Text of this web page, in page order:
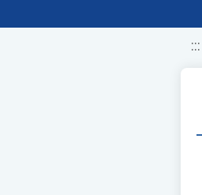
:::